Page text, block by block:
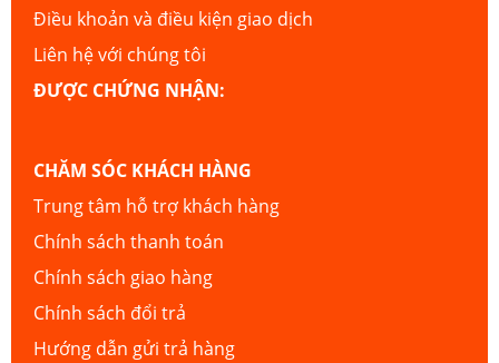
Điều khoản và điều kiện giao dịch
Liên hệ với chúng tôi
ĐƯỢC CHỨNG NHẬN:
CHĂM SÓC KHÁCH HÀNG
Trung tâm hỗ trợ khách hàng
Chính sách thanh toán
Chính sách giao hàng
Chính sách đổi trả
Hướng dẫn gửi trả hàng